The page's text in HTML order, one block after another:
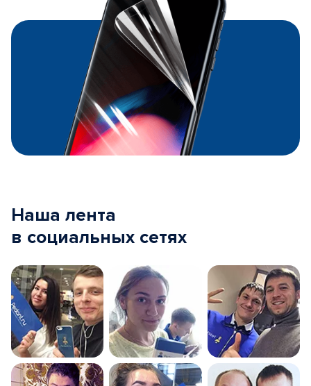
Наша лента
в социальных сетях